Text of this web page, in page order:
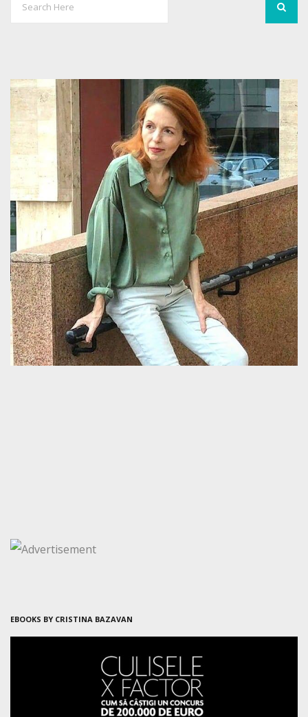
EBOOKS BY CRISTINA BAZAVAN